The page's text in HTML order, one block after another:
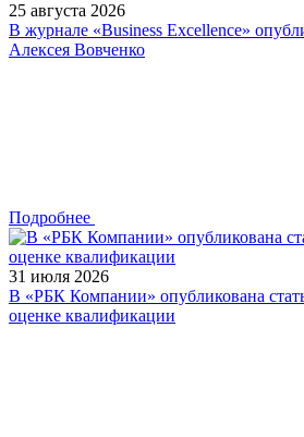
25 августа 2026
В журнале «Business Excellence»
Алексея Вовченко
Подробнее
31 июля 2026
В «РБК Компании» опубликована
оценке квалификации